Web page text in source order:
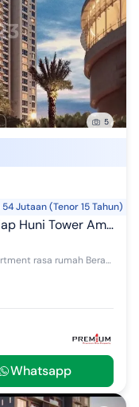
5
54 Jutaan (Tenor 15 Tahun)
Huni Tower Amala
Amala Terrace Suites at Pondok Indah, apartment rasa rumah Berada dibawah tower Amala Residences Pondok Indah Dengan lahan parkir berada tepat dep...
Whatsapp